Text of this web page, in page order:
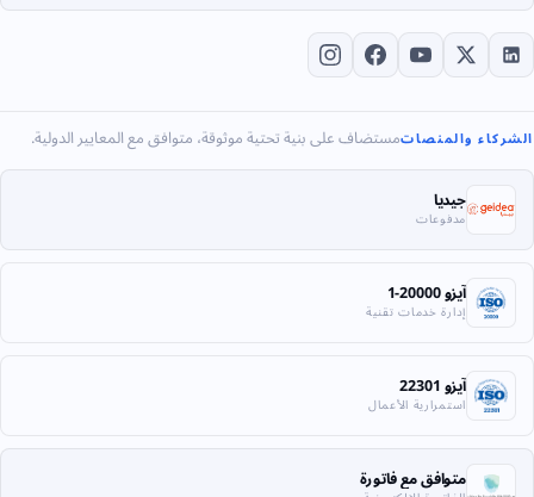
الشركاء والمنصاتمستضاف على بنية تحتية موثوقة، متوافق مع المعايير الدولية.
جيديا
مدفوعات
آيزو 20000-1
إدارة خدمات تقنية
آيزو 22301
استمرارية الأعمال
متوافق مع فاتورة